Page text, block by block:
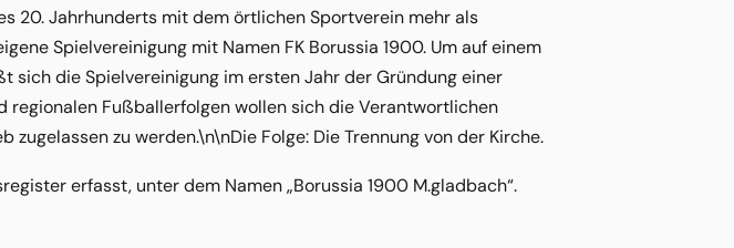
20. Jahrhunderts mit dem örtlichen Sportverein mehr als
Spielvereinigung mit Namen FK Borussia 1900. Um auf einem
sich die Spielvereinigung im ersten Jahr der Gründung einer
regionalen Fußballerfolgen wollen sich die Verantwortlichen
zu werden.\n\nDie Folge: Die Trennung von der Kirche.
erfasst, unter dem Namen „Borussia 1900 M.gladbach“.